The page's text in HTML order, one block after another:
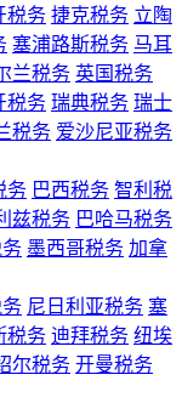
税务 捷克税务 立陶
塞浦路斯税务 马耳
兰税务 英国税务
税务 瑞典税务 瑞士
税务 爱沙尼亚税务
务 巴西税务 智利税
兹税务 巴哈马税务
墨西哥税务 加拿
尼日利亚税务 塞
税务 迪拜税务 纽埃
尔税务 开曼税务